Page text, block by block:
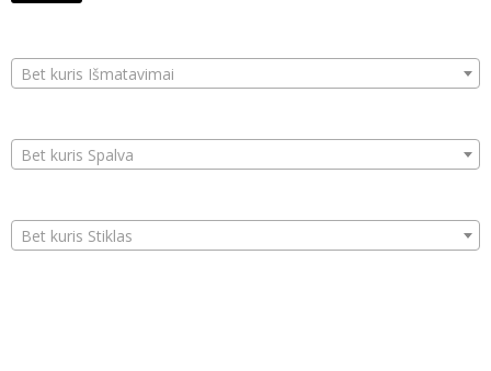
Bet kuris Išmatavimai
Bet kuris Spalva
Bet kuris Stiklas